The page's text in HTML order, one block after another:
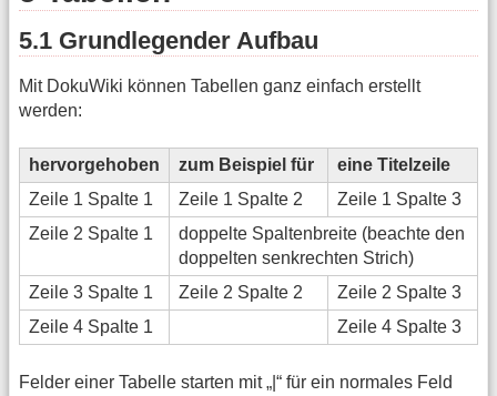
5.1 Grundlegender Aufbau
Mit DokuWiki können Tabellen ganz einfach erstellt
werden:
hervorgehoben zum Beispiel für
eine Titelzeile
Zeile 1 Spalte 1
Zeile 1 Spalte 2
Zeile 1 Spalte 3
Zeile 2 Spalte 1
doppelte Spaltenbreite (beachte den
doppelten senkrechten Strich)
Zeile 3 Spalte 1
Zeile 2 Spalte 2
Zeile 2 Spalte 3
Zeile 4 Spalte 1
Zeile 4 Spalte 3
Felder einer Tabelle starten mit „|“ für ein normales Feld